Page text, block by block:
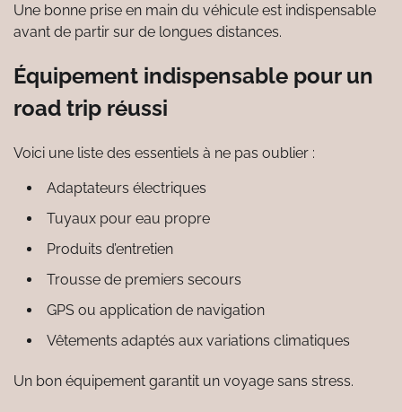
Une bonne prise en main du véhicule est indispensable
avant de partir sur de longues distances.
Équipement indispensable pour un
road trip réussi
Voici une liste des essentiels à ne pas oublier :
Adaptateurs électriques
Tuyaux pour eau propre
Produits d’entretien
Trousse de premiers secours
GPS ou application de navigation
Vêtements adaptés aux variations climatiques
Un bon équipement garantit un voyage sans stress.